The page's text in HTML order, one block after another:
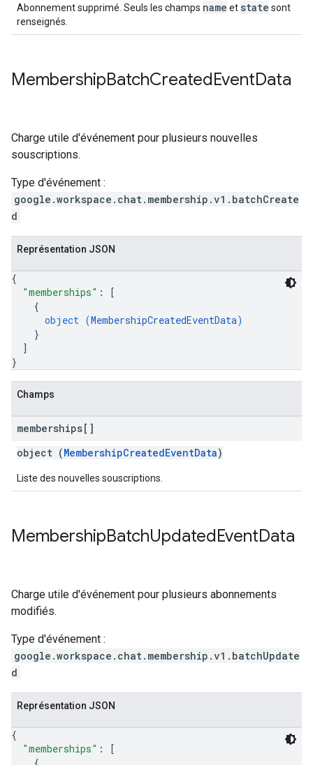
Abonnement supprimé. Seuls les champs name et state sont
renseignés.
MembershipBatchCreatedEventData
Charge utile d'événement pour plusieurs nouvelles
souscriptions.
Type d'événement :
google.workspace.chat.membership.v1.batchCreate
d
Représentation JSON
{
"memberships" :
[
{
object (MembershipCreatedEventData)
}
]
}
Champs
memberships[]
object (MembershipCreatedEventData)
Liste des nouvelles souscriptions.
MembershipBatchUpdatedEventData
Charge utile d'événement pour plusieurs abonnements
modifiés.
Type d'événement :
google.workspace.chat.membership.v1.batchUpdate
d
Représentation JSON
{
"memberships" :
[